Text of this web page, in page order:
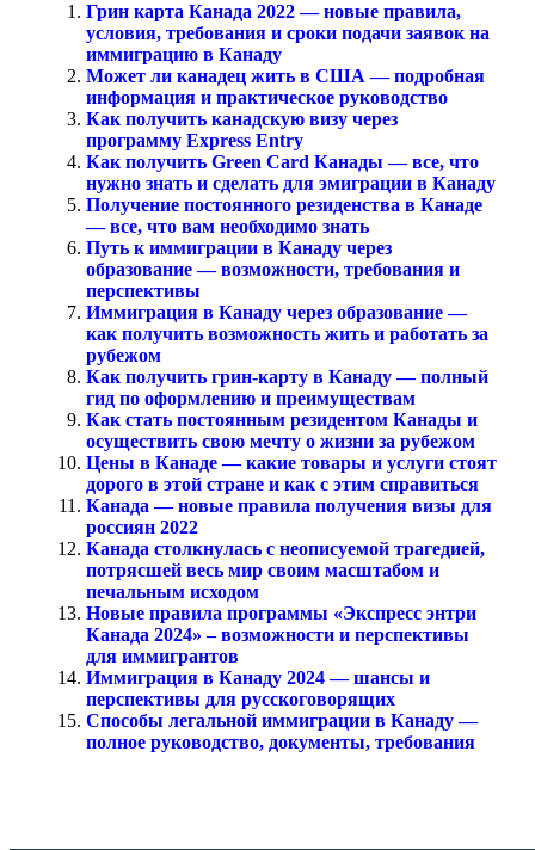
Грин карта Канада 2022 — новые правила,
условия, требования и сроки подачи заявок на
иммиграцию в Канаду
Может ли канадец жить в США — подробная
информация и практическое руководство
Как получить канадскую визу через
программу Express Entry
Как получить Green Card Канады — все, что
нужно знать и сделать для эмиграции в Канаду
Получение постоянного резиденства в Канаде
— все, что вам необходимо знать
Путь к иммиграции в Канаду через
образование — возможности, требования и
перспективы
Иммиграция в Канаду через образование —
как получить возможность жить и работать за
рубежом
Как получить грин-карту в Канаду — полный
гид по оформлению и преимуществам
Как стать постоянным резидентом Канады и
осуществить свою мечту о жизни за рубежом
Цены в Канаде — какие товары и услуги стоят
дорого в этой стране и как с этим справиться
Канада — новые правила получения визы для
россиян 2022
Канада столкнулась с неописуемой трагедией,
потрясшей весь мир своим масштабом и
печальным исходом
Новые правила программы «Экспресс энтри
Канада 2024» – возможности и перспективы
для иммигрантов
Иммиграция в Канаду 2024 — шансы и
перспективы для русскоговорящих
Способы легальной иммиграции в Канаду —
полное руководство, документы, требования